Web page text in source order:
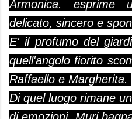
Armonica.
delicato, sincero e
E' il profumo del
quell'angolo fiorito
Raffaello e Margherita.
Di quel luogo rimane